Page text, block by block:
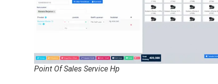
Point Of Sales Service Hp